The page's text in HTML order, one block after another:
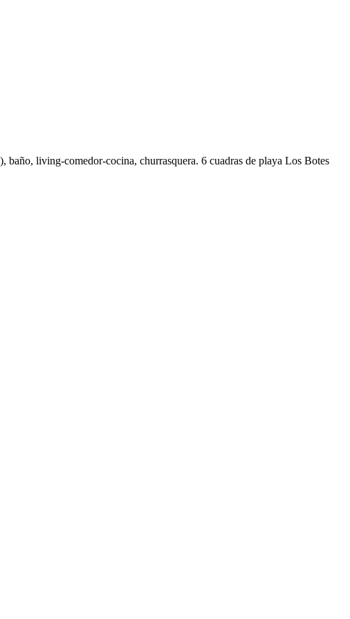
baño, living-comedor-cocina, churrasquera. 6 cuadras de playa Los Botes